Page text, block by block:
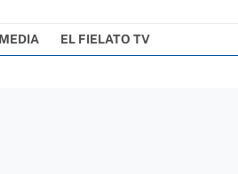
MEDIA EL FIELATO TV